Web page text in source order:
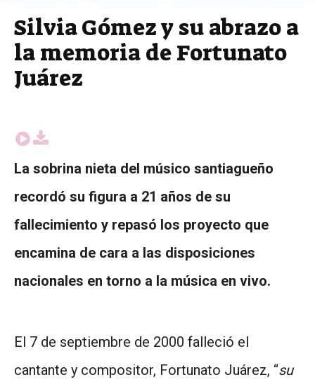
Silvia Gómez y su abrazo a
la memoria de Fortunato
Juárez
La sobrina nieta del músico santiagueño
recordó su figura a 21 años de su
fallecimiento y repasó los proyecto que
encamina de cara a las disposiciones
nacionales en torno a la música en vivo.
El 7 de septiembre de 2000 falleció el
cantante y compositor, Fortunato Juárez, “su